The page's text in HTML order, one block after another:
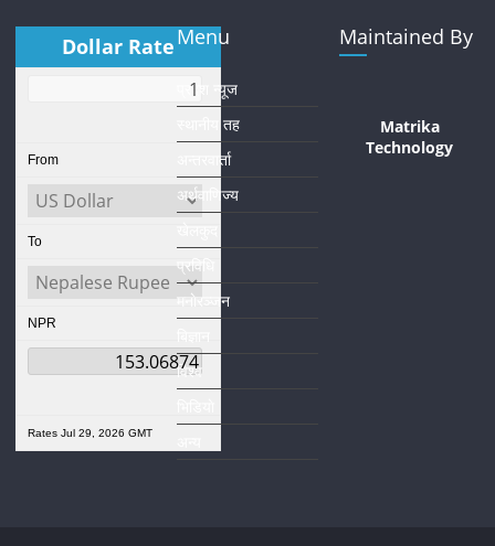
Dollar Rate
From
To
NPR
Rates Jul 29, 2026 GMT
Menu
प्रदेश न्यूज
स्थानीय तह
अन्तरवार्ता
अर्थवाणिज्य
प्रविधि
मनाेरञ्जन
विश्व
Maintained By
Matrika
Technology